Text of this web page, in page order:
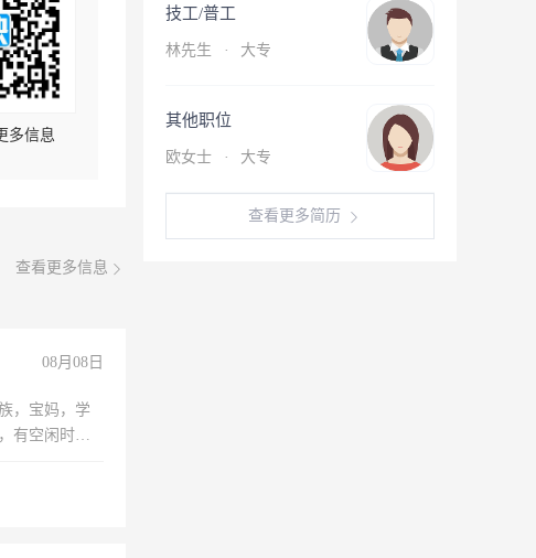
多信息
查看更多信息
08月08日
，宝妈，学
有空闲时
钱没问题！
技工/普工
林先生 · 大专
其他职位
欧女士 · 大专
查看更多简历